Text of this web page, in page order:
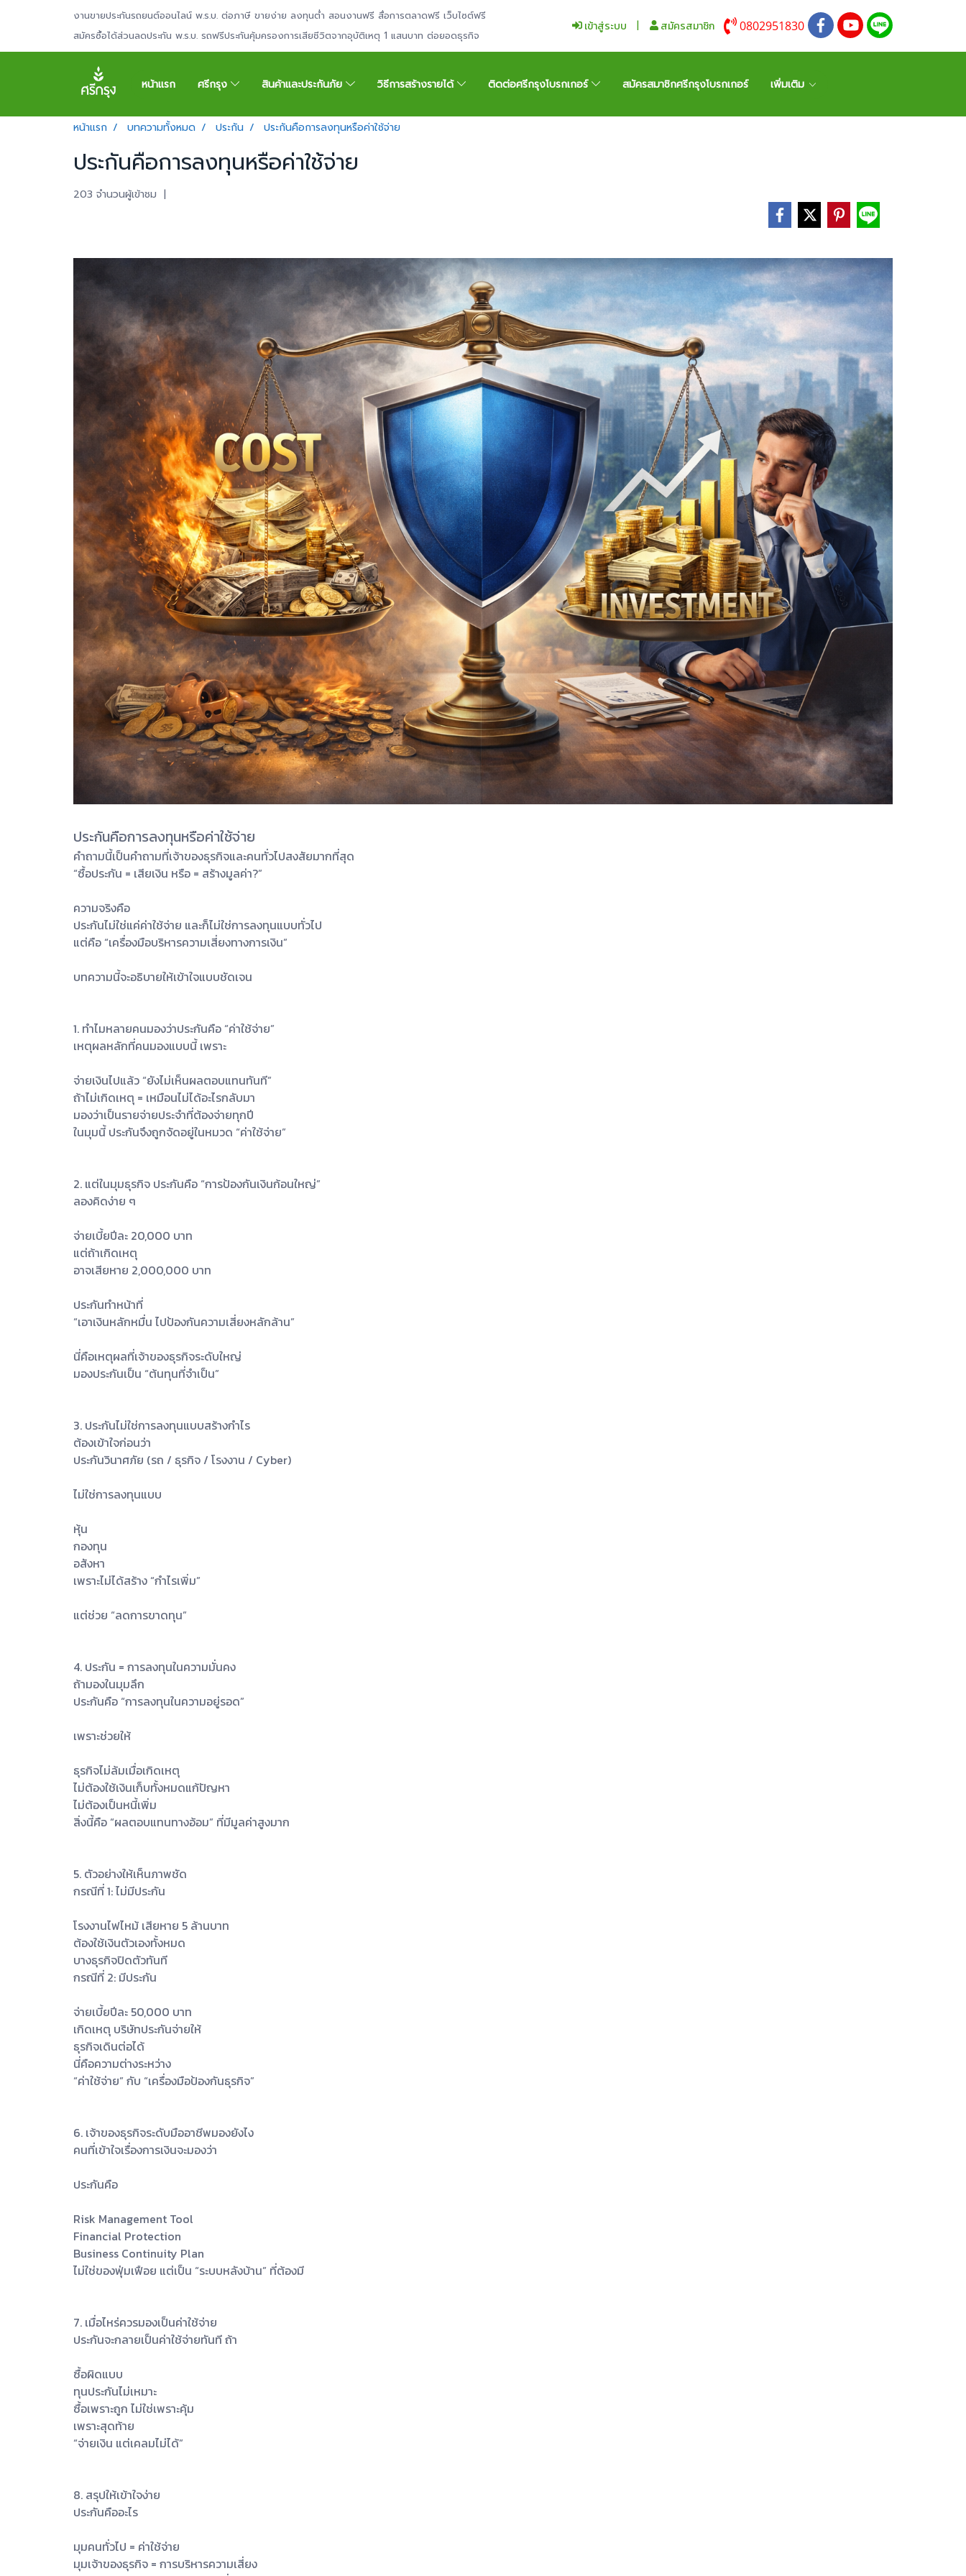
งานขายประกันรถยนต์ออนไลน์ พ.ร.บ. ต่อภาษี ขายง่าย ลงทุนต่ำ สอนงานฟรี สื่อการตลาดฟรี เว็บไซต์ฟรี
สมัครซื้อได้ส่วนลดประกัน พ.ร.บ. รถฟรีประกันคุ้มครองการเสียชีวิตจากอุบัติเหตุ 1 แสนบาท ต่อยอดธุรกิจ
เข้าสู่ระบบ สมัครสมาชิก 0802951830
หน้าแรก ศรีกรุง สินค้าและประกันภัย วิธีการสร้างรายได้ ติดต่อศรีกรุงโบรกเกอร์ สมัครสมาชิกศรีกรุงโบรกเกอร์ เพิ่มเติม
หน้าแรก บทความทั้งหมด ประกัน ประกันคือการลงทุนหรือค่าใช้จ่าย
ประกันคือการลงทุนหรือค่าใช้จ่าย
203 จำนวนผู้เข้าชม |
ประกันคือการลงทุนหรือค่าใช้จ่าย
คำถามนี้เป็นคำถามที่เจ้าของธุรกิจและคนทั่วไปสงสัยมากที่สุด
“ซื้อประกัน = เสียเงิน หรือ = สร้างมูลค่า?”
ความจริงคือ
ประกันไม่ใช่แค่ค่าใช้จ่าย และก็ไม่ใช่การลงทุนแบบทั่วไป
แต่คือ “เครื่องมือบริหารความเสี่ยงทางการเงิน”
บทความนี้จะอธิบายให้เข้าใจแบบชัดเจน
1. ทำไมหลายคนมองว่าประกันคือ “ค่าใช้จ่าย”
เหตุผลหลักที่คนมองแบบนี้ เพราะ
จ่ายเงินไปแล้ว “ยังไม่เห็นผลตอบแทนทันที”
ถ้าไม่เกิดเหตุ = เหมือนไม่ได้อะไรกลับมา
มองว่าเป็นรายจ่ายประจำที่ต้องจ่ายทุกปี
ในมุมนี้ ประกันจึงถูกจัดอยู่ในหมวด “ค่าใช้จ่าย”
2. แต่ในมุมธุรกิจ ประกันคือ “การป้องกันเงินก้อนใหญ่”
ลองคิดง่าย ๆ
จ่ายเบี้ยปีละ 20,000 บาท
แต่ถ้าเกิดเหตุ
อาจเสียหาย 2,000,000 บาท
ประกันทำหน้าที่
“เอาเงินหลักหมื่น ไปป้องกันความเสี่ยงหลักล้าน”
นี่คือเหตุผลที่เจ้าของธุรกิจระดับใหญ่
มองประกันเป็น “ต้นทุนที่จำเป็น”
3. ประกันไม่ใช่การลงทุนแบบสร้างกำไร
ต้องเข้าใจก่อนว่า
ประกันวินาศภัย (รถ / ธุรกิจ / โรงงาน / Cyber)
ไม่ใช่การลงทุนแบบ
หุ้น
กองทุน
อสังหา
เพราะไม่ได้สร้าง “กำไรเพิ่ม”
แต่ช่วย “ลดการขาดทุน”
4. ประกัน = การลงทุนในความมั่นคง
ถ้ามองในมุมลึก
ประกันคือ “การลงทุนในความอยู่รอด”
เพราะช่วยให้
ธุรกิจไม่ล้มเมื่อเกิดเหตุ
ไม่ต้องใช้เงินเก็บทั้งหมดแก้ปัญหา
ไม่ต้องเป็นหนี้เพิ่ม
สิ่งนี้คือ “ผลตอบแทนทางอ้อม” ที่มีมูลค่าสูงมาก
5. ตัวอย่างให้เห็นภาพชัด
กรณีที่ 1: ไม่มีประกัน
โรงงานไฟไหม้ เสียหาย 5 ล้านบาท
ต้องใช้เงินตัวเองทั้งหมด
บางธุรกิจปิดตัวทันที
กรณีที่ 2: มีประกัน
จ่ายเบี้ยปีละ 50,000 บาท
เกิดเหตุ บริษัทประกันจ่ายให้
ธุรกิจเดินต่อได้
นี่คือความต่างระหว่าง
“ค่าใช้จ่าย” กับ “เครื่องมือป้องกันธุรกิจ”
6. เจ้าของธุรกิจระดับมืออาชีพมองยังไง
คนที่เข้าใจเรื่องการเงินจะมองว่า
ประกันคือ
Risk Management Tool
Financial Protection
Business Continuity Plan
ไม่ใช่ของฟุ่มเฟือย แต่เป็น “ระบบหลังบ้าน” ที่ต้องมี
7. เมื่อไหร่ควรมองเป็นค่าใช้จ่าย
ประกันจะกลายเป็นค่าใช้จ่ายทันที ถ้า
ซื้อผิดแบบ
ทุนประกันไม่เหมาะ
ซื้อเพราะถูก ไม่ใช่เพราะคุ้ม
เพราะสุดท้าย
“จ่ายเงิน แต่เคลมไม่ได้”
8. สรุปให้เข้าใจง่าย
ประกันคืออะไร
มุมคนทั่วไป = ค่าใช้จ่าย
มุมเจ้าของธุรกิจ = การบริหารความเสี่ยง